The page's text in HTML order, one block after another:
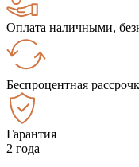
Оплата наличными,
Беспроцентная
Гарантия
2 года